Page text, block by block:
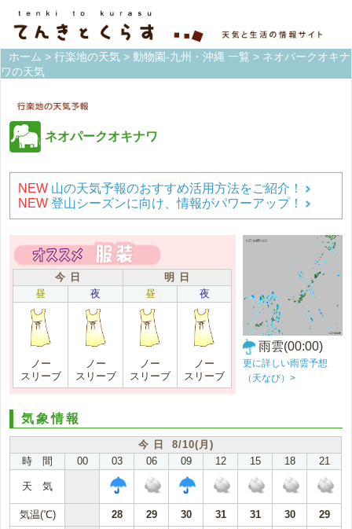
ホーム > 行楽地の天気 > 動物園-九州・沖縄 一覧 > ネオパークオキナ
ワの天気
ネオパークオキナワ
NEW 山の天気予報のおすすめ活用方法をご紹介！
NEW 登山シーズンに向け、情報がパワーアップ！
今 日
明 日
昼
夜 昼 夜
ノー
スリーブ
ノー
スリーブ
ノー
スリーブ
ノー
スリーブ
雨雲(00:00)
更に詳しい雨雲予想
（天なび）>
気象情報
今 日 8/10(月)
時 間
00 03 06 09 12 15 18 21
天 気
気温(℃) 28 29 30 31 31 30
29